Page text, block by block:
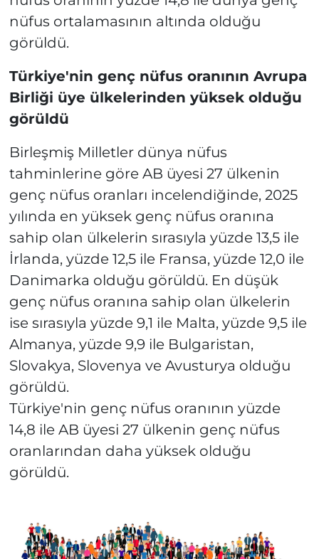
nüfus ortalamasının altında olduğu
görüldü.
Türkiye'nin genç nüfus oranının Avrupa
Birliği üye ülkelerinden yüksek olduğu
görüldü
Birleşmiş Milletler dünya nüfus
tahminlerine göre AB üyesi 27 ülkenin
genç nüfus oranları incelendiğinde, 2025
yılında en yüksek genç nüfus oranına
sahip olan ülkelerin sırasıyla yüzde 13,5 ile
İrlanda, yüzde 12,5 ile Fransa, yüzde 12,0 ile
Danimarka olduğu görüldü. En düşük
genç nüfus oranına sahip olan ülkelerin
ise sırasıyla yüzde 9,1 ile Malta, yüzde 9,5 ile
Almanya, yüzde 9,9 ile Bulgaristan,
Slovakya, Slovenya ve Avusturya olduğu
görüldü.
Türkiye'nin genç nüfus oranının yüzde
14,8 ile AB üyesi 27 ülkenin genç nüfus
oranlarından daha yüksek olduğu
görüldü.